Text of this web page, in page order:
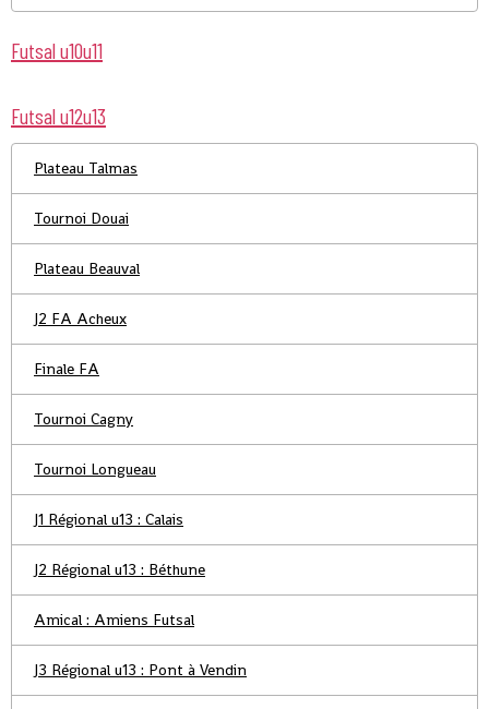
Futsal u10u11
Futsal u12u13
Plateau Talmas
Tournoi Douai
Plateau Beauval
J2 FA Acheux
Finale FA
Tournoi Cagny
Tournoi Longueau
J1 Régional u13 : Calais
J2 Régional u13 : Béthune
Amical : Amiens Futsal
J3 Régional u13 : Pont à Vendin